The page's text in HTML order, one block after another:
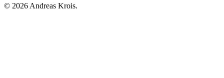
© 2026 Andreas Krois.